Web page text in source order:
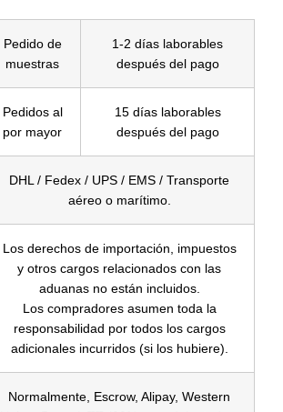
Pedido de
muestras
1-2 días laborables
después del pago
Pedidos al
por mayor
15 días laborables
después del pago
DHL / Fedex / UPS / EMS / Transporte
aéreo o marítimo.
Los derechos de importación, impuestos
y otros cargos relacionados con las
aduanas no están incluidos.
Los compradores asumen toda la
responsabilidad por todos los cargos
adicionales incurridos (si los hubiere).
Normalmente, Escrow, Alipay, Western